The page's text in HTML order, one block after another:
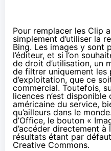
Pour remplacer les Clip
simplement d’utiliser la
Bing. Les images y sont
l’éditeur, et si l’on
de droit d’utilisation, un
de filtrer uniquement
d’exploitation, que ce
commercial. Toutefois,
licences n’est
américaine du service,
qu’ailleurs dans le
d’Office, le bouton «
d’accéder directement à
résultats étant par
Creative Commons.